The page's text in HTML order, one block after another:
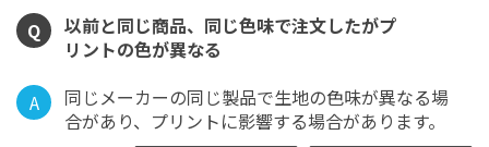
Q
以前と同じ商品、同じ色味で注文したがプ
リントの色が異なる
A
同じメーカーの同じ製品で生地の色味が異なる場
合があり、プリントに影響する場合があります。